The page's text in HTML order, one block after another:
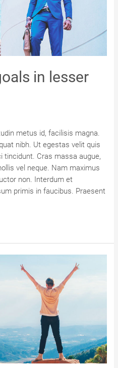
in lesser
metus id, facilisis magna.
nibh. Ut egestas velit quis
tincidunt. Cras massa augue,
vel neque. Nam maximus
non. Interdum et
primis in faucibus. Praesent